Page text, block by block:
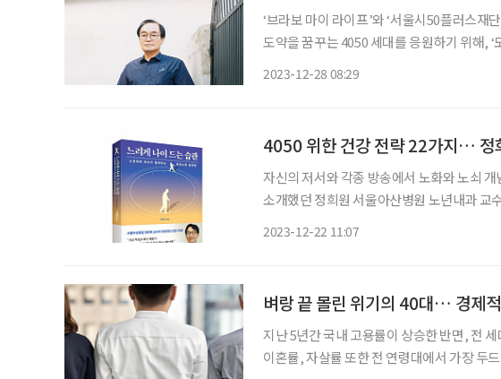
‘브라보 마이 라이프’와 ‘서울시50플러스재
도약을 꿈꾸는 4050 세대를 응원하기 위해,
2023-12-28 08:29
4050 위한 건강 전략 22가지… 정
자신의 저서와 각종 방송에서 노화와 노쇠
소개했던 정희원 서울아산병원 노년내과 교
2023-12-22 11:07
벼랑 끝 몰린 위기의 40대… 경제
지난 5년간 국내 고용률이 상승한 반면, 전
이혼률, 자살률 또한 전 연령대에서 가장 두